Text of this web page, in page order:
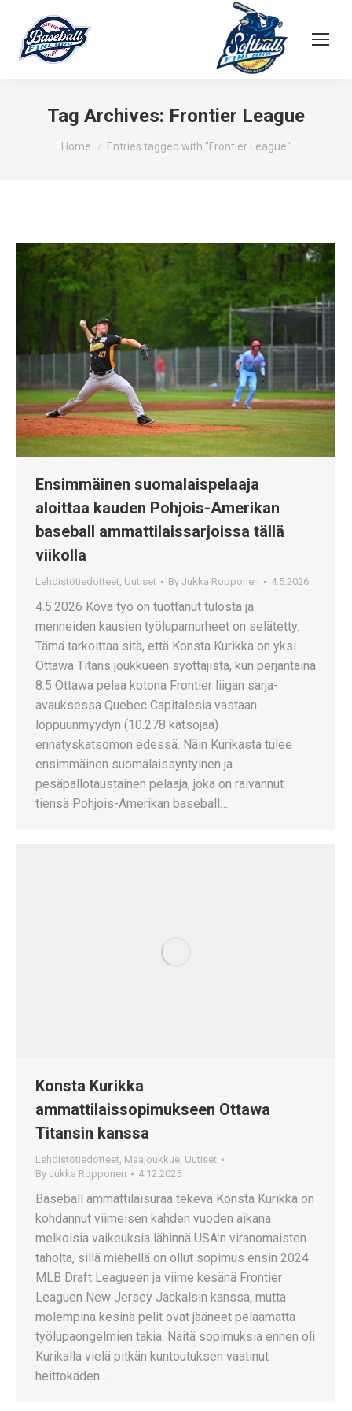
Tag Archives: Frontier League
You are here:
Home Entries tagged with "Frontier League"
Ensimmäinen suomalaispelaaja
aloittaa kauden Pohjois-Amerikan
baseball ammattilaissarjoissa tällä
viikolla
Lehdistötiedotteet Uutiset By Jukka Ropponen 4.5.2026
4.5.2026 Kova työ on tuottanut tulosta ja
menneiden kausien työlupamurheet on selätetty.
Tämä tarkoittaa sitä, että Konsta Kurikka on yksi
Ottawa Titans joukkueen syöttäjistä, kun perjantaina
8.5 Ottawa pelaa kotona Frontier liigan sarja-
avauksessa Quebec Capitalesia vastaan
loppuunmyydyn (10.278 katsojaa)
ennätyskatsomon edessä. Näin Kurikasta tulee
ensimmäinen suomalaissyntyinen ja
pesäpallotaustainen pelaaja, joka on raivannut
tiensä Pohjois-Amerikan baseball…
Konsta Kurikka
ammattilaissopimukseen Ottawa
Titansin kanssa
Lehdistötiedotteet Maajoukkue Uutiset
By Jukka Ropponen 4.12.2025
Baseball ammattilaisuraa tekevä Konsta Kurikka on
kohdannut viimeisen kahden vuoden aikana
melkoisia vaikeuksia lähinnä USA:n viranomaisten
taholta, sillä miehellä on ollut sopimus ensin 2024
MLB Draft Leagueen ja viime kesänä Frontier
Leaguen New Jersey Jackalsin kanssa, mutta
molempina kesinä pelit ovat jääneet pelaamatta
työlupaongelmien takia. Näitä sopimuksia ennen oli
Kurikalla vielä pitkän kuntoutuksen vaatinut
heittokäden…